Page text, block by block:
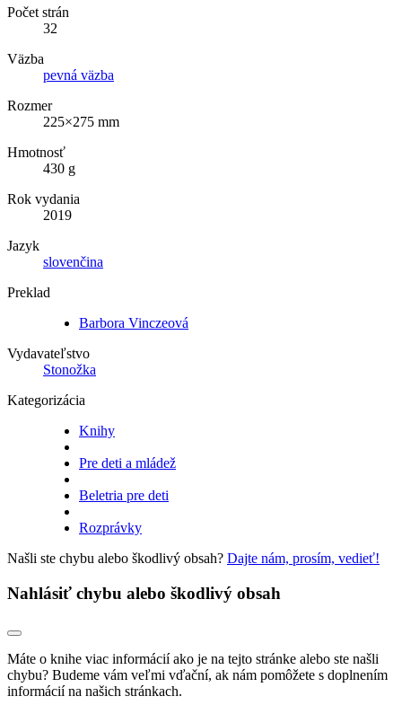
Počet strán
32
Väzba
pevná väzba
Rozmer
225×275 mm
Hmotnosť
430 g
Rok vydania
2019
Jazyk
slovenčina
Preklad
Barbora Vinczeová
Vydavateľstvo
Stonožka
Kategorizácia
Knihy
Pre deti a mládež
Beletria pre deti
Rozprávky
Našli ste chybu alebo škodlivý obsah? Dajte nám, prosím, vedieť!
Nahlásiť chybu alebo škodlivý obsah
Máte o knihe viac informácií ako je na tejto stránke alebo ste našli
chybu? Budeme vám veľmi vďační, ak nám pomôžete s doplnením
informácií na našich stránkach.